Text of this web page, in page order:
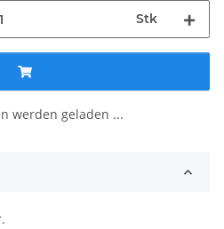
Stk
werden geladen ...